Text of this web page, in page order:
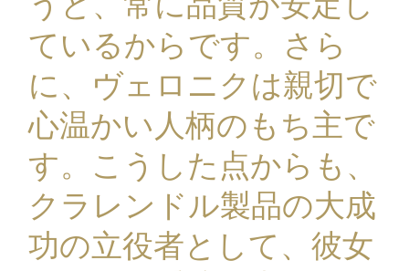
うと、常に品質が安定し
ているからです。さら
に、ヴェロニクは親切で
心温かい人柄のもち主で
す。こうした点からも、
クラレンドル製品の大成
功の立役者として、彼女